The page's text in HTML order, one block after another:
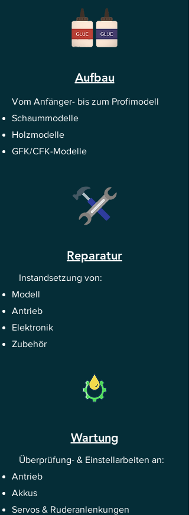
Aufbau
Vom Anfänger- bis zum Profimodell
Schaummodelle
Holzmodelle
GFK/CFK-Modelle
Reparatur
Instandsetzung von:
Modell
Antrieb
Elektronik
Zubehör
Wartung
Überprüfung- & Einstellarbeiten an:
Antrieb
Akkus
Servos & Ruderanlenkungen